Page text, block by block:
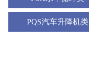
PQS汽车升降机类